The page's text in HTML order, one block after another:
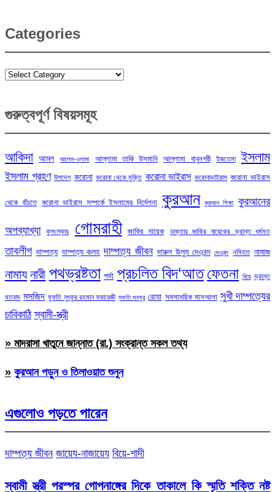
Categories
Categories
গুরুত্বপূর্ণ বিষয়সমূহ
আকিদা আমল আলেম-ওলামা আল্লামা তাকি উসমানি আল্লামা বাবুনগরী ইজতেমা ইসলাম
ইসলাম গ্রহণ উপদেশ করোনা করোনা থেকে মুক্তি করোনা ভাইরাস করোনাভাইরাস করোনা ভাইরাস
থেকে বাঁচতে করোনা ভাইরাস সম্পর্কে ইসলামের নির্দেশনা কুরআন কুরআন শিক্ষা কুরআনের
অপব্যাখ্যা কুসংস্কার গোমরাহী জাকির নায়েক ডাক্তার জাকির নায়েকের ভ্রান্ত ধর্মমত
তাবলীগ দাম্পত্য দাম্পত্য কলহ দাম্পত্য জীবন দারুল উলুম দেওবন্দ দেওবন্দ নসিহত নামাজ
নামায নারী পথভ্রষ্টতা পর্দা প্রচলিত বিদ‘আত ফেতনা বিয়ে ভ্রান্ত
মতবাদ মসজিদ মুফতি লুৎফুর রহমান ফরায়েজী মুফতি মনসুর রোযা সমসাময়িক মাসআলা সুখী দাম্পত্যের
চাবিকাঠি স্বামী-স্ত্রী
» মাদরাসা খাতুনে জান্নাত (রা.) সংক্রান্ত সকল তথ্য
» কুরআন পড়ুন ও তিলাওয়াত শুনুন
এগুলোও পড়তে পারেন
দাম্পত্য জীবন জায়েয-নাজায়েয বিয়ে-শাদী
স্বামী স্ত্রী পরস্পর গোপনাঙ্গের দিকে তাকালে কি স্মৃতি শক্তি নষ্ট